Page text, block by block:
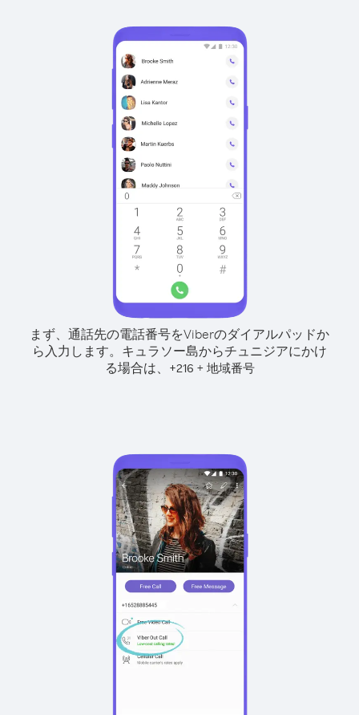
まず、通話先の電話番号をViberのダイアルパッドか
ら入力します。 キュラソー島からチュニジアにかけ
る場合は、
+216 + 地域番号